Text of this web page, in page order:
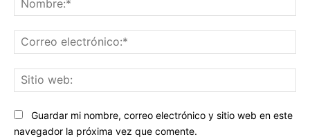
Guardar mi nombre, correo electrónico y sitio web en este
navegador la próxima vez que comente.